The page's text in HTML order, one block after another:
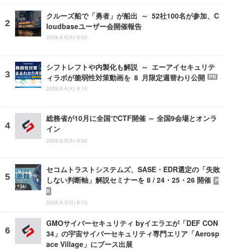
クルーズ船で「勇者」が船出 ～ 52社100名が参加、C
loudbaseユーザー会開催報告
2026.8.5(水) 8:00
シフトレフトや内製化も解説 ～ エーアイセキュリテ
ィラボが脆弱性対策動画を 8 月限定週替わり公開
PR
2026.8.4(火) 8:10
総務省が10月に全国でCTF開催 ～ 全国9会場とオンラ
イン
2026.8.5(水) 8:00
セコムトラストシステムズ、SASE・EDR選定の「失敗
しない判断軸」解説セミナーを 8 / 24・25・26 開催 P
R
2026.8.3(月) 8:10
GMOサイバーセキュリティ byイエラエが「DEF CON
34」の宇宙サイバーセキュリティ専門エリア「Aerosp
ace Village」にブース出展